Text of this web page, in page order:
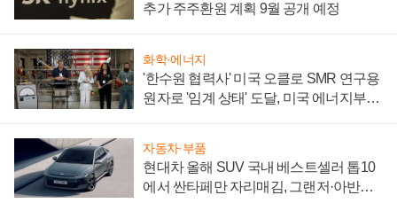
추가 주주환원 계획 9월 공개 예정
화학·에너지
'한수원 협력사' 미국 오클로 SMR 연구용
원자로 '임계 상태' 도달, 미국 에너지부
자동차·부품
현대차 올해 SUV 국내 베스트셀러 톱10
에서 싼타페만 자리매김, 그랜저·아반떼